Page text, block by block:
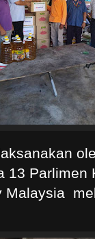
13 Parlimen
Malaysia